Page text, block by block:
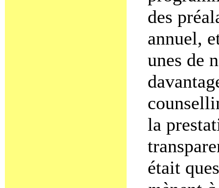
des
annuel,
unes de
la
était